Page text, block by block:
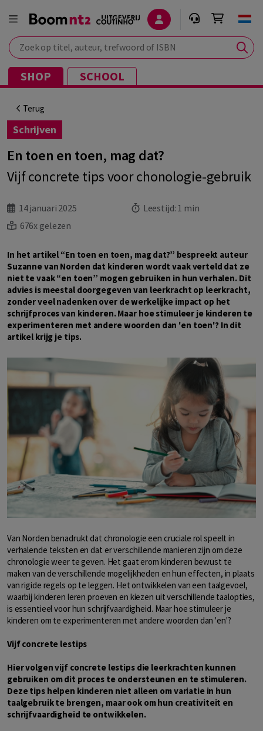
Zoek op titel, auteur, trefwoord of ISBN
SHOP SCHOOL
Terug
Schrijven
En toen en toen, mag dat?
Vijf concrete tips voor chonologie-gebruik
14 januari 2025 Leestijd: 1 min
676x gelezen
In het artikel “En toen en toen, mag dat?” bespreekt auteur
Suzanne van Norden dat kinderen wordt vaak verteld dat ze
niet te vaak “en toen” mogen gebruiken in hun verhalen. Dit
advies is meestal doorgegeven van leerkracht op leerkracht,
zonder veel nadenken over de werkelijke impact op het
schrijfproces van kinderen. Maar hoe stimuleer je kinderen te
experimenteren met andere woorden dan 'en toen'? In dit
artikel krijg je tips.
Van Norden benadrukt dat chronologie een cruciale rol speelt in
verhalende teksten en dat er verschillende manieren zijn om deze
chronologie weer te geven. Het gaat erom kinderen bewust te
maken van de verschillende mogelijkheden en hun effecten, in plaats
van rigide regels op te leggen. Het ontwikkelen van een taalgevoel,
waarbij kinderen leren proeven en kiezen uit verschillende taalopties,
is essentieel voor hun schrijfvaardigheid. Maar hoe stimuleer je
kinderen om te experimenteren met andere woorden dan 'en'?
Vijf concrete lestips
Hier volgen vijf concrete lestips die leerkrachten kunnen
gebruiken om dit proces te ondersteunen en te stimuleren.
Deze tips helpen kinderen niet alleen om variatie in hun
taalgebruik te brengen, maar ook om hun creativiteit en
schrijfvaardigheid te ontwikkelen.